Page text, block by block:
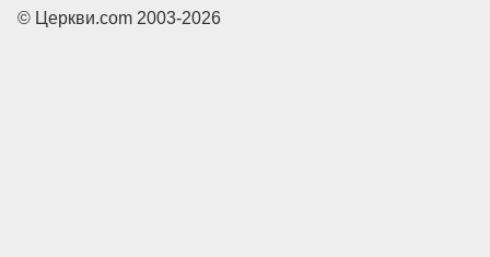
© Церкви.com 2003-2026